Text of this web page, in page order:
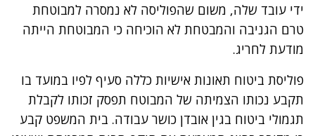
ידי עובד שלה, משום שהפוליסה לא נמסרה למבוטחת
טרם הגניבה והמבטחת לא הוכיחה כי המבוטחת הייתה
מודעת לחריג.
פוליסת ביטוח תאונות אישיות כללה סעיף לפיו במועד בו
תקבע נכותו הצמיתה של המבוטח תפסק זכותו לקבלת
תגמולי ביטוח בגין אובדן כושר עבודה. בית המשפט קבע